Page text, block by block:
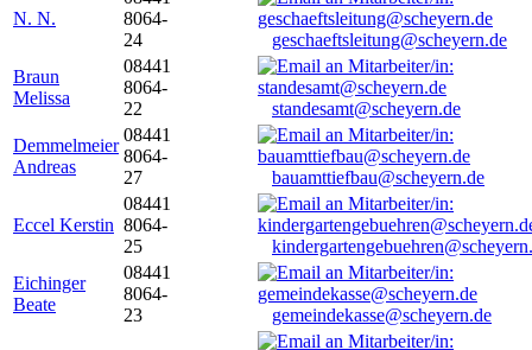
N. N.
8064-
24
geschaeftsleitung@scheyern.de
Braun
Melissa
08441
8064-
22
standesamt@scheyern.de
Demmelmeier
Andreas
08441
8064-
27
bauamttiefbau@scheyern.de
Eccel Kerstin
08441
8064-
25
Eichinger
Beate
08441
8064-
23
gemeindekasse@scheyern.de